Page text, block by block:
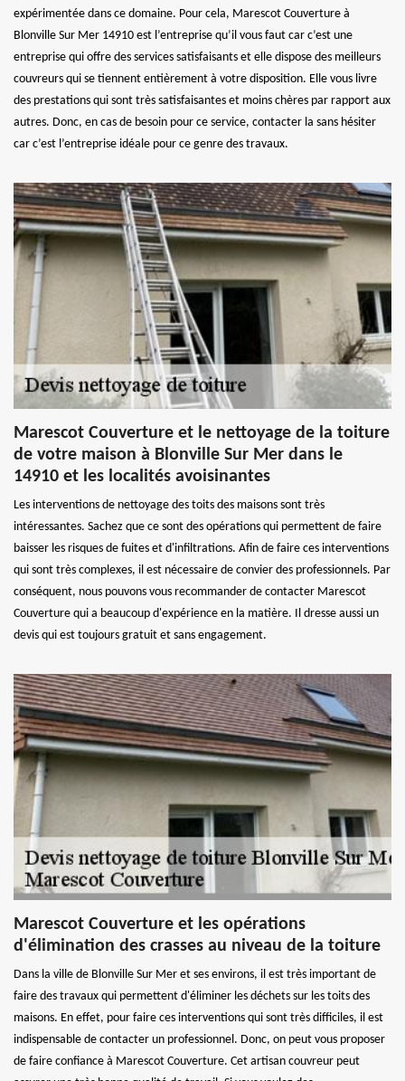
expérimentée dans ce domaine. Pour cela, Marescot Couverture à
Blonville Sur Mer 14910 est l’entreprise qu’il vous faut car c’est une
entreprise qui offre des services satisfaisants et elle dispose des meilleurs
couvreurs qui se tiennent entièrement à votre disposition. Elle vous livre
des prestations qui sont très satisfaisantes et moins chères par rapport aux
autres. Donc, en cas de besoin pour ce service, contacter la sans hésiter
car c’est l’entreprise idéale pour ce genre des travaux.
Marescot Couverture et le nettoyage de la toiture
de votre maison à Blonville Sur Mer dans le
14910 et les localités avoisinantes
Les interventions de nettoyage des toits des maisons sont très
intéressantes. Sachez que ce sont des opérations qui permettent de faire
baisser les risques de fuites et d'infiltrations. Afin de faire ces interventions
qui sont très complexes, il est nécessaire de convier des professionnels. Par
conséquent, nous pouvons vous recommander de contacter Marescot
Couverture qui a beaucoup d'expérience en la matière. Il dresse aussi un
devis qui est toujours gratuit et sans engagement.
Marescot Couverture et les opérations
d'élimination des crasses au niveau de la toiture
Dans la ville de Blonville Sur Mer et ses environs, il est très important de
faire des travaux qui permettent d'éliminer les déchets sur les toits des
maisons. En effet, pour faire ces interventions qui sont très difficiles, il est
indispensable de contacter un professionnel. Donc, on peut vous proposer
de faire confiance à Marescot Couverture. Cet artisan couvreur peut